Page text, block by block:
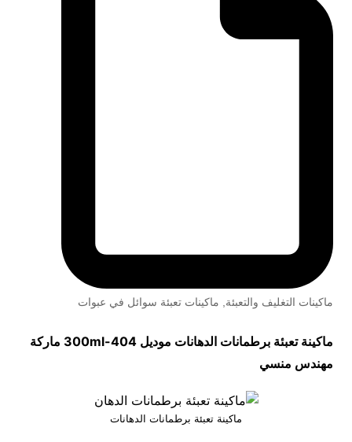
ماكينات التغليف والتعبئة, ماكينات تعبئة سوائل في عبوات
ماكينة تعبئة برطمانات الدهانات موديل
ماركة
مهندس منسي
ماكينة تعبئة برطمانات الدهانات